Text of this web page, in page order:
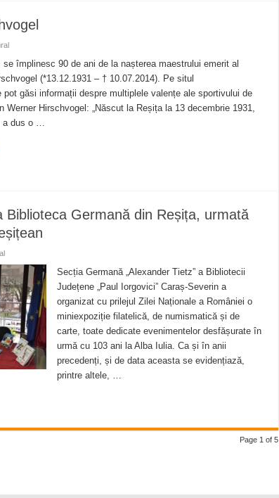
se împlinesc 90 de ani de la nașterea maestrului emerit al
(*13.12.1931 – † 10.07.2014). Pe situl
pot găsi informații despre multiplele valențe ale sportivului de
Werner Hirschvogel: „Născut la Reșița la 13 decembrie 1931,
a dus o …
Biblioteca Germană din Reșița, urmată
Secția Germană „Alexander Tietz” a Bibliotecii
Județene „Paul Iorgovici” Caraș-Severin a
organizat cu prilejul Zilei Naționale a României o
miniexpoziție filatelică, de numismatică și de
carte, toate dedicate evenimentelor desfășurate în
urmă cu 103 ani la Alba Iulia. Ca și în anii
precedenți, și de data aceasta se evidențiază,
printre altele, …
Page 1 of 5